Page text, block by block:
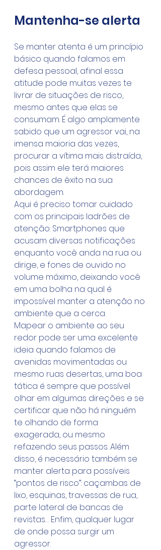
Mantenha-se alerta
Se manter atenta é um princípio
básico quando falamos em
defesa pessoal, afinal essa
atitude pode muitas vezes te
livrar de situações de risco,
mesmo antes que elas se
consumam. É algo amplamente
sabido que um agressor vai, na
imensa maioria das vezes,
procurar a vítima mais distraída,
pois assim ele terá maiores
chances de êxito na sua
abordagem.
Aqui é preciso tomar cuidado
com os principais ladrões de
atenção: Smartphones que
acusam diversas notificações
enquanto você anda na rua ou
dirige, e fones de ouvido no
volume máximo, deixando você
em uma bolha na qual é
impossível manter a atenção no
ambiente que a cerca.
Mapear o ambiente ao seu
redor pode ser uma excelente
ideia quando falamos de
avenidas movimentadas ou
mesmo ruas desertas, uma boa
tática é sempre que possível
olhar em algumas direções e se
certificar que não há ninguém
te olhando de forma
exagerada, ou mesmo
refazendo seus passos. Além
disso, é necessário também se
manter alerta para possíveis
“pontos de risco”: caçambas de
lixo, esquinas, travessas de rua,
parte lateral de bancas de
revistas… Enfim, qualquer lugar
de onde possa surgir um
agressor.